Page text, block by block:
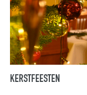
KERSTFEESTEN